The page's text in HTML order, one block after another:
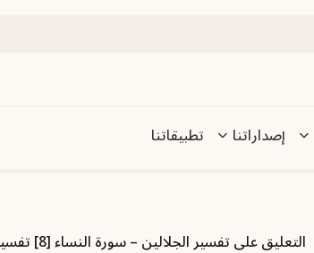
إصداراتنا تطبيقاتنا
التعليق على تفسير الجلالين – سورة النساء [8] تفسير الآية 163 إلى آخر السورة